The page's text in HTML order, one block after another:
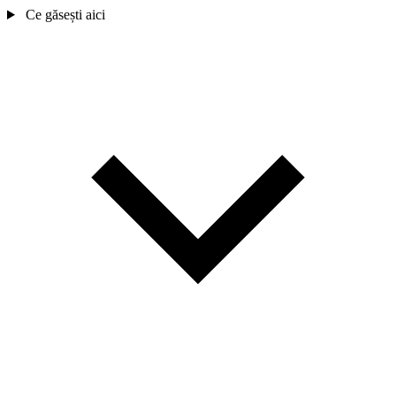
Ce găsești aici